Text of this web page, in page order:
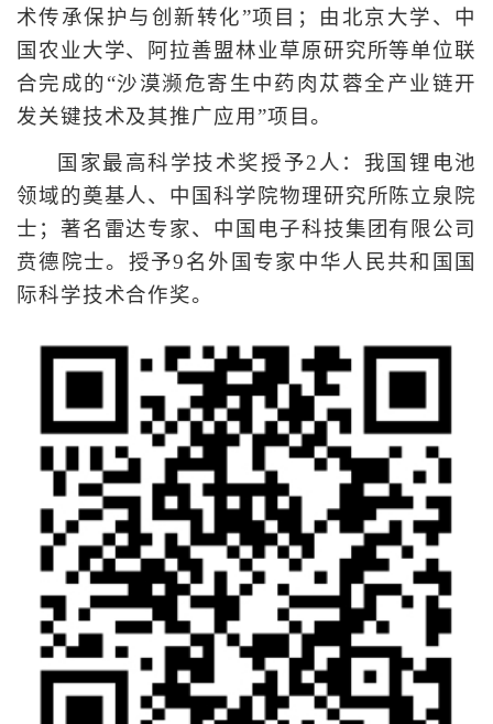
术传承保护与创新转化”项目；由北京大学、中
国农业大学、阿拉善盟林业草原研究所等单位联
合完成的“沙漠濒危寄生中药肉苁蓉全产业链开
发关键技术及其推广应用”项目。
国家最高科学技术奖授予2人：我国锂电池
领域的奠基人、中国科学院物理研究所陈立泉院
士；著名雷达专家、中国电子科技集团有限公司
贲德院士。授予9名外国专家中华人民共和国国
际科学技术合作奖。